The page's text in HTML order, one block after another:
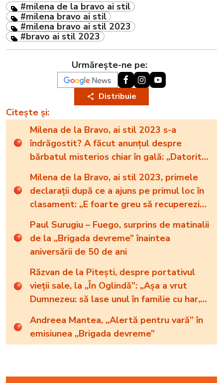
#milena de la bravo ai stil
#milena bravo ai stil
#milena bravo ai stil 2023
#bravo ai stil 2023
Urmărește-ne pe:
Distribuie
Citește și:
Milena de la Bravo, ai stil 2023 s-a
îndrăgostit? A făcut anunțul despre
bărbatul misterios chiar în gală: „Datorită
Milena de la Bravo, ai stil 2023, primele
declarații după ce a ajuns pe primul loc în
clasament: „E foarte greu să recuperezi”.
Paul Surugiu – Fuego, surprins de matinalii
de la „Brigada devreme” înaintea
aniversării de 50 de ani
Răzvan de la Pitești, despre portativul
vieții sale, la „În Oglindă”: „Așa a vrut
Dumnezeu: să lase unul în familie cu har,
familiei ceea ce-i lipsește”
Andreea Mantea, „Alertă pentru vară” în
emisiunea „Brigada devreme”